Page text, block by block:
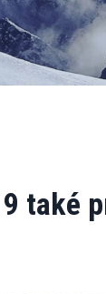
také